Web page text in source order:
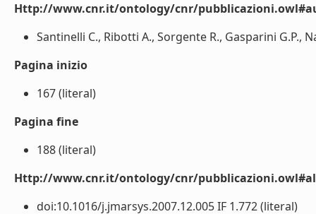
Http://www.cnr.it/ontology/cnr/
Santinelli C., Ribotti A., Sorgente R., Gasparini G.P.,
Pagina inizio
167 (literal)
Pagina fine
188 (literal)
Http://www.cnr.it/ontology/cnr/
doi:10.1016/j.jmarsys.2007.12.005 IF 1.772 (literal)